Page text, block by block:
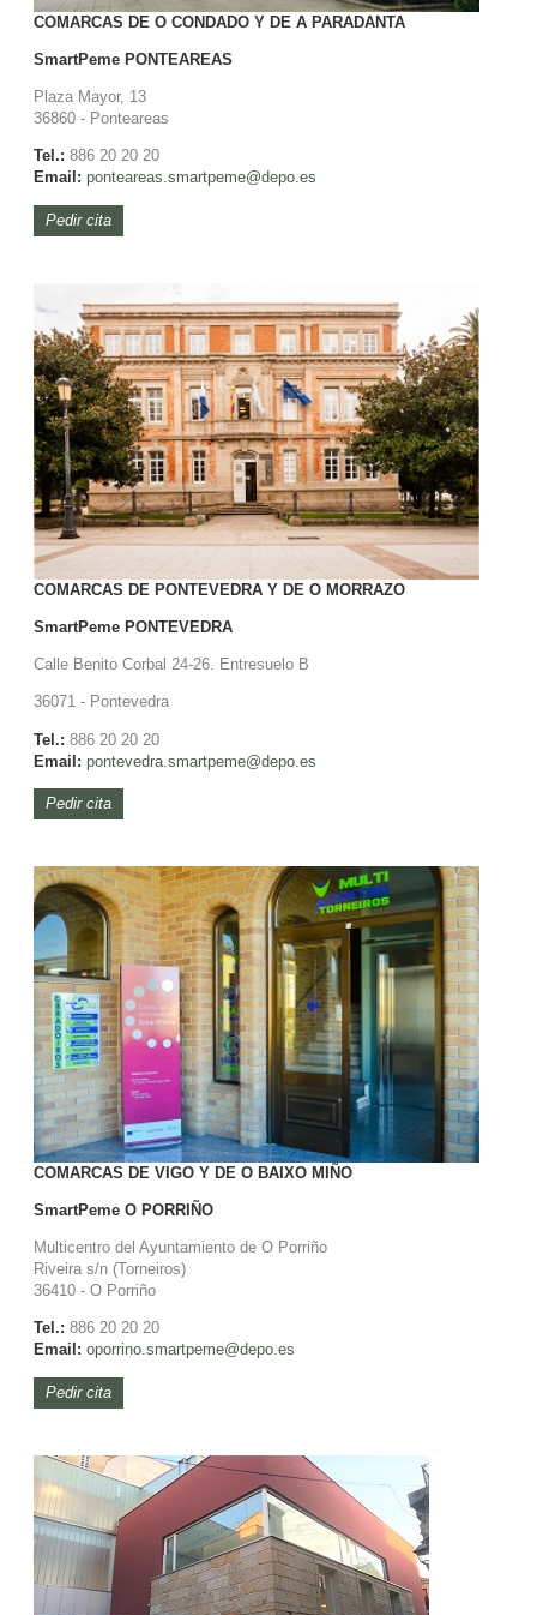
COMARCAS DE O CONDADO Y DE A PARADANTA
SmartPeme PONTEAREAS
Plaza Mayor, 13
36860 - Ponteareas
Tel.: 886 20 20 20
Email: ponteareas.smartpeme@depo.es
Pedir cita
COMARCAS DE PONTEVEDRA Y DE O MORRAZO
SmartPeme PONTEVEDRA
Calle Benito Corbal 24-26. Entresuelo B
36071 - Pontevedra
Tel.: 886 20 20 20
Email: pontevedra.smartpeme@depo.es
Pedir cita
COMARCAS DE VIGO Y DE O BAIXO MIÑO
SmartPeme O PORRIÑO
Multicentro del Ayuntamiento de O Porriño
Riveira s/n (Torneiros)
36410 - O Porriño
Tel.: 886 20 20 20
Email: oporrino.smartpeme@depo.es
Pedir cita